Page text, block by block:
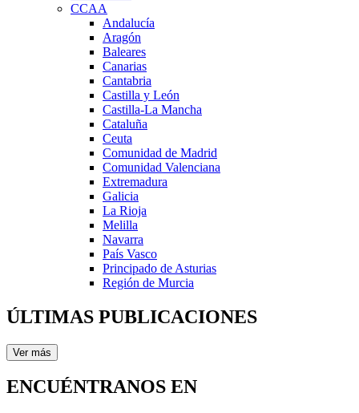
CCAA
Andalucía
Aragón
Baleares
Canarias
Cantabria
Castilla y León
Castilla-La Mancha
Cataluña
Ceuta
Comunidad de Madrid
Comunidad Valenciana
Extremadura
Galicia
La Rioja
Melilla
Navarra
País Vasco
Principado de Asturias
Región de Murcia
ÚLTIMAS PUBLICACIONES
Ver más
ENCUÉNTRANOS EN